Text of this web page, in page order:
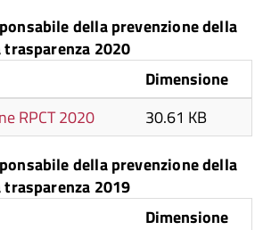
della prevenzione della
2020
Dimensione
RPCT 2020
30.61 KB
della prevenzione della
2019
Dimensione